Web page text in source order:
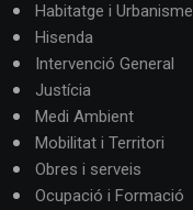
Habitatge i Urbanisme
Hisenda
Intervenció General
Justícia
Medi Ambient
Mobilitat i Territori
Obres i serveis
Ocupació i Formació